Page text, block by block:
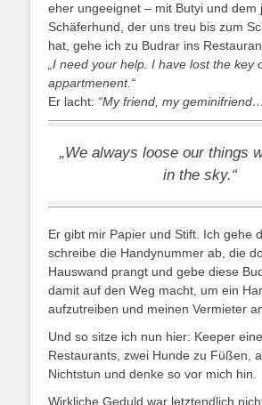
eher ungeeignet – mit Butyi und dem
Schäferhund, der uns treu bis zum
hat, gehe ich zu Budrar ins
„I need your help. I have lost the key
appartmenent.“
Er lacht: “My friend, my
„We always loose our things
in the sky.“
Er gibt mir Papier und Stift. Ich gehe
schreibe die Handynummer ab, die
Hauswand prangt und gebe diese
damit auf den Weg macht, um ein
aufzutreiben und meinen Vermieter
Und so sitze ich nun hier: Keeper
Restaurants, zwei Hunde zu Füßen,
Nichtstun und denke so vor mich hin.
Wirkliche Geduld war letztendlich